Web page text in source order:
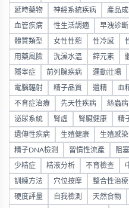
延時藥物 神經系統疾病 產品
血管疾病 性生活調適 早洩診斷
體質類型 女性性慾 性冷感
用藥風險 洗澡水溫 鋅元素
隱睾症 前列腺疾病 運動壯陽
電腦輻射 精子品質 遺精 血
不育症治療 先天性疾病 絲蟲病
泌尿系統 腎虛 腎臟健康 精
遺傳性疾病 生殖健康 生殖感染
精子DNA檢測 習慣性流產 阻
少精症 精液分析 不育檢查
訓練方法 穴位按摩 整合性治療
硬度評量 自我檢測 天然食物